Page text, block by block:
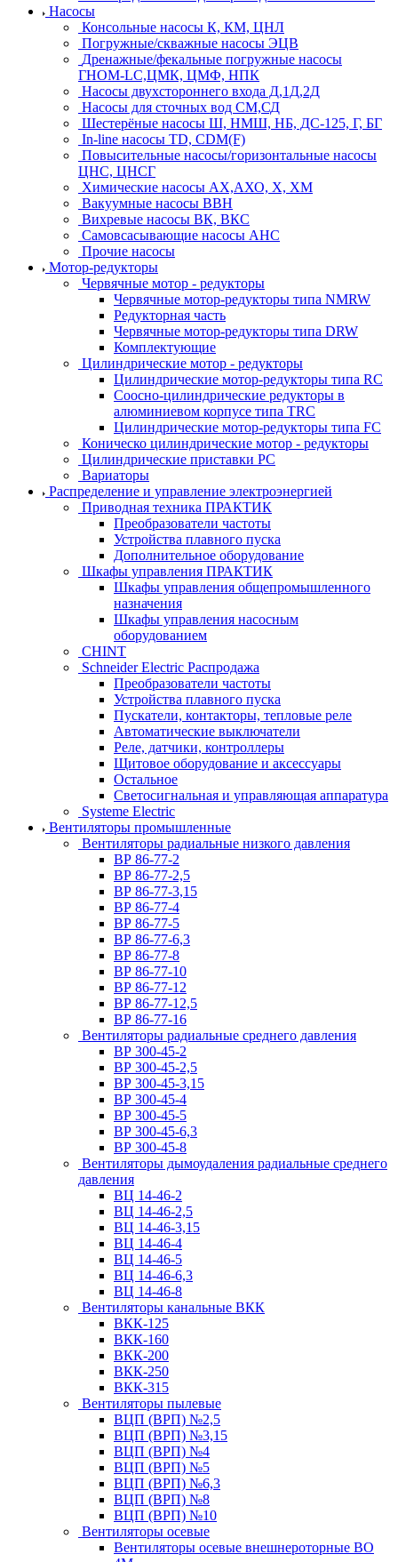
Насосы
Консольные насосы К, КМ, ЦНЛ
Погружные/скважные насосы ЭЦВ
Дренажные/фекальные погружные насосы
ГНОМ-LC,ЦМК, ЦМФ, НПК
Насосы двухстороннего входа Д,1Д,2Д
Насосы для сточных вод СМ,СД
Шестерёные насосы Ш, НМШ, НБ, ДС-125, Г, БГ
In-line насосы TD, CDM(F)
Повысительные насосы/горизонтальные насосы
ЦНС, ЦНСГ
Химические насосы АХ,АХО, Х, ХМ
Вакуумные насосы ВВН
Вихревые насосы ВК, ВКС
Самовсасывающие насосы АНС
Прочие насосы
Мотор-редукторы
Червячные мотор - редукторы
Червячные мотор-редукторы типа NMRW
Редукторная часть
Червячные мотор-редукторы типа DRW
Комплектующие
Цилиндрические мотор - редукторы
Цилиндрические мотор-редукторы типа RC
Соосно-цилиндрические редукторы в
алюминиевом корпусе типа TRC
Цилиндрические мотор-редукторы типа FC
Коническо цилиндрические мотор - редукторы
Цилиндрические приставки PC
Вариаторы
Распределение и управление электроэнергией
Приводная техника ПРАКТИК
Преобразователи частоты
Устройства плавного пуска
Дополнительное оборудование
Шкафы управления ПРАКТИК
Шкафы управления общепромышленного
назначения
Шкафы управления насосным
оборудованием
CHINT
Schneider Electric Распродажа
Преобразователи частоты
Устройства плавного пуска
Пускатели, контакторы, тепловые реле
Автоматические выключатели
Реле, датчики, контроллеры
Щитовое оборудование и аксессуары
Остальное
Светосигнальная и управляющая аппаратура
Systeme Electric
Вентиляторы промышленные
Вентиляторы радиальные низкого давления
ВР 86-77-2
ВР 86-77-2,5
ВР 86-77-3,15
ВР 86-77-4
ВР 86-77-5
ВР 86-77-6,3
ВР 86-77-8
ВР 86-77-10
ВР 86-77-12
ВР 86-77-12,5
ВР 86-77-16
Вентиляторы радиальные среднего давления
ВР 300-45-2
ВР 300-45-2,5
ВР 300-45-3,15
ВР 300-45-4
ВР 300-45-5
ВР 300-45-6,3
ВР 300-45-8
Вентиляторы дымоудаления радиальные среднего
давления
ВЦ 14-46-2
ВЦ 14-46-2,5
ВЦ 14-46-3,15
ВЦ 14-46-4
ВЦ 14-46-5
ВЦ 14-46-6,3
ВЦ 14-46-8
Вентиляторы канальные ВКК
ВКК-125
ВКК-160
ВКК-200
ВКК-250
ВКК-315
Вентиляторы пылевые
ВЦП (ВРП) №2,5
ВЦП (ВРП) №3,15
ВЦП (ВРП) №4
ВЦП (ВРП) №5
ВЦП (ВРП) №6,3
ВЦП (ВРП) №8
ВЦП (ВРП) №10
Вентиляторы осевые
Вентиляторы осевые внешнероторные ВО